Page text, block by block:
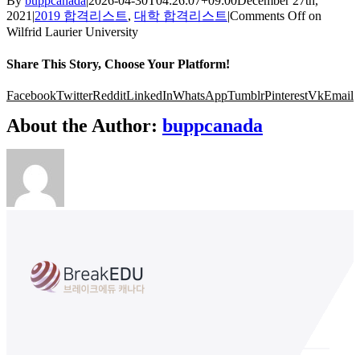
2021|2019 합격리스트, 대학 합격리스트|Comments Offon
Wilfrid Laurier University
Share This Story, Choose Your Platform!
FacebookTwitterRedditLinkedInWhatsAppTumblrPinterestVkEmail
About the Author: buppcanada